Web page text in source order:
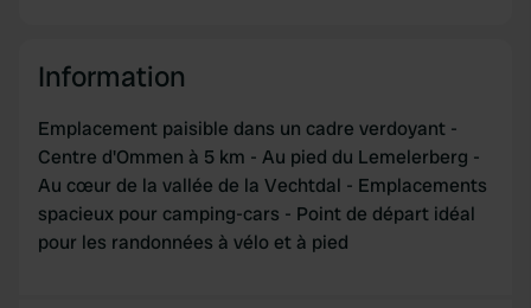
Information
Emplacement paisible dans un cadre verdoyant -
Centre d'Ommen à 5 km - Au pied du Lemelerberg -
Au cœur de la vallée de la Vechtdal - Emplacements
spacieux pour camping-cars - Point de départ idéal
pour les randonnées à vélo et à pied